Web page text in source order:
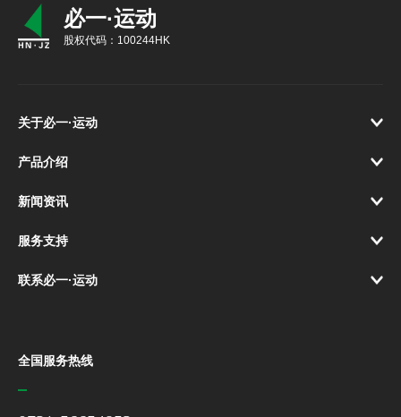
必一·运动
股权代码：100244HK
全国服务热线
关于必一·运动
产品介绍
新闻资讯
服务支持
联系必一·运动